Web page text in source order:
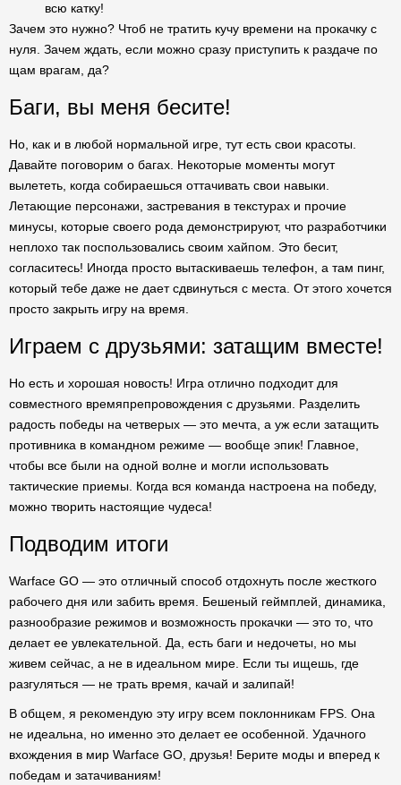
всю катку!
Зачем это нужно? Чтоб не тратить кучу времени на прокачку с
нуля. Зачем ждать, если можно сразу приступить к раздаче по
щам врагам, да?
Баги, вы меня бесите!
Но, как и в любой нормальной игре, тут есть свои красоты.
Давайте поговорим о багах. Некоторые моменты могут
вылететь, когда собираешься оттачивать свои навыки.
Летающие персонажи, застревания в текстурах и прочие
минусы, которые своего рода демонстрируют, что разработчики
неплохо так поспользовались своим хайпом. Это бесит,
согласитесь! Иногда просто вытаскиваешь телефон, а там пинг,
который тебе даже не дает сдвинуться с места. От этого хочется
просто закрыть игру на время.
Играем с друзьями: затащим вместе!
Но есть и хорошая новость! Игра отлично подходит для
совместного времяпрепровождения с друзьями. Разделить
радость победы на четверых — это мечта, а уж если затащить
противника в командном режиме — вообще эпик! Главное,
чтобы все были на одной волне и могли использовать
тактические приемы. Когда вся команда настроена на победу,
можно творить настоящие чудеса!
Подводим итоги
Warface GO — это отличный способ отдохнуть после жесткого
рабочего дня или забить время. Бешеный геймплей, динамика,
разнообразие режимов и возможность прокачки — это то, что
делает ее увлекательной. Да, есть баги и недочеты, но мы
живем сейчас, а не в идеальном мире. Если ты ищешь, где
разгуляться — не трать время, качай и залипай!
В общем, я рекомендую эту игру всем поклонникам FPS. Она
не идеальна, но именно это делает ее особенной. Удачного
вхождения в мир Warface GO, друзья! Берите моды и вперед к
победам и затачиваниям!